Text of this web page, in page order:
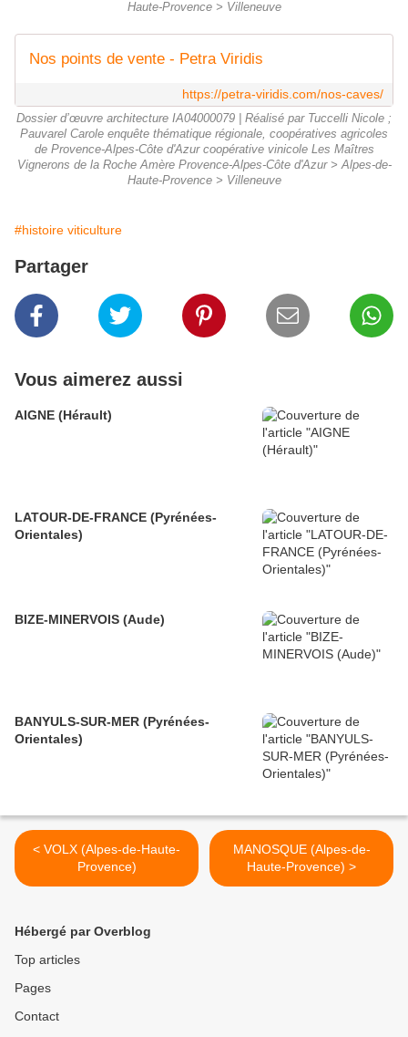
Haute-Provence > Villeneuve
Nos points de vente - Petra Viridis
https://petra-viridis.com/nos-caves/
Dossier d’œuvre architecture IA04000079 | Réalisé par Tuccelli Nicole ;
Pauvarel Carole enquête thématique régionale, coopératives agricoles
de Provence-Alpes-Côte d'Azur coopérative vinicole Les Maîtres
Vignerons de la Roche Amère Provence-Alpes-Côte d'Azur > Alpes-de-
Haute-Provence > Villeneuve
#histoire viticulture
Partager
Vous aimerez aussi
AIGNE (Hérault)
LATOUR-DE-FRANCE (Pyrénées-
Orientales)
BIZE-MINERVOIS (Aude)
BANYULS-SUR-MER (Pyrénées-
Orientales)
< VOLX (Alpes-de-Haute-
Provence)
MANOSQUE (Alpes-de-
Haute-Provence) >
Hébergé par Overblog
Top articles
Pages
Contact